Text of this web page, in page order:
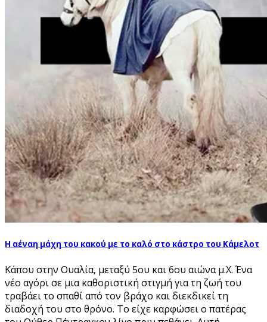
Η αέναη μάχη του κακού με το καλό στο κάστρο του Κάμελοτ
Κάπου στην Ουαλία, μεταξύ 5ου και 6ου αιώνα μ.Χ. Ένα
νέο αγόρι σε μια καθοριστική στιγμή για τη ζωή του
τραβάει το σπαθί από τον βράχο και διεκδικεί τη
διαδοχή του στο θρόνο. Το είχε καρφώσει ο πατέρας